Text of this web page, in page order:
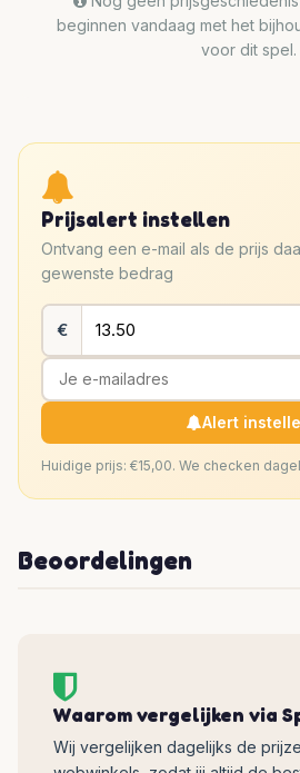
beginnen vandaag met het
voor dit spel.
Prijsalert instellen
Ontvang een e-mail als de prijs
gewenste bedrag
€
Alert
Huidige prijs: €15,00. We checken
Beoordelingen
Waarom vergelijken via
Wij vergelijken dagelijks de